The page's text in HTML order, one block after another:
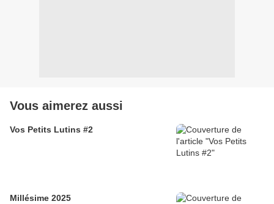
Vous aimerez aussi
Vos Petits Lutins #2
Millésime 2025